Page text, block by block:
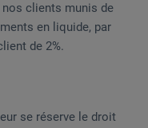
clients munis de
en liquide, par
de 2%.
se réserve le droit